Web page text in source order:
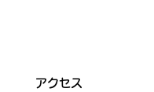
アクセス